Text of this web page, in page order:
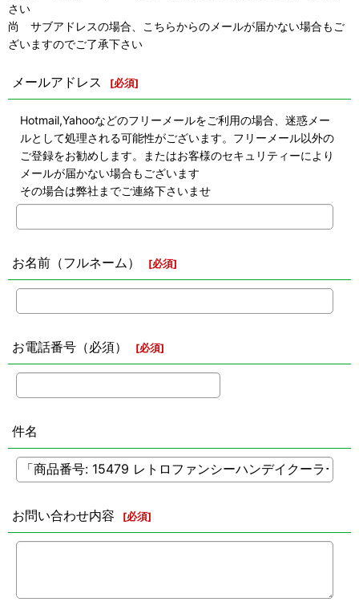
さい
尚 サブアドレスの場合、こちらからのメールが届かない場合もご
ざいますのでご了承下さい
メールアドレス [必須]
Hotmail,Yahooなどのフリーメールをご利用の場合、迷惑メー
ルとして処理される可能性がございます。フリーメール以外の
ご登録をお勧めします。またはお客様のセキュリティーにより
メールが届かない場合もございます
その場合は弊社までご連絡下さいませ
お名前（フルネーム） [必須]
お電話番号（必須） [必須]
件名
お問い合わせ内容 [必須]